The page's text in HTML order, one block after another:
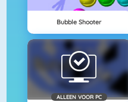
Bubble Shooter
ALLEEN VOOR PC